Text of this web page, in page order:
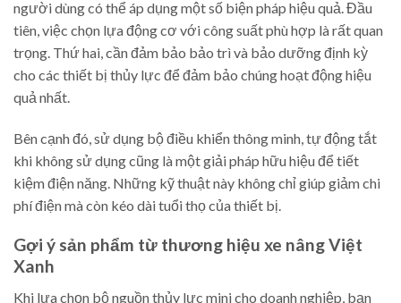
người dùng có thể áp dụng một số biện pháp hiệu quả. Đầu
tiên, việc chọn lựa động cơ với công suất phù hợp là rất quan
trọng. Thứ hai, cần đảm bảo bảo trì và bảo dưỡng định kỳ
cho các thiết bị thủy lực để đảm bảo chúng hoạt động hiệu
quả nhất.
Bên cạnh đó, sử dụng bộ điều khiển thông minh, tự động tắt
khi không sử dụng cũng là một giải pháp hữu hiệu để tiết
kiệm điện năng. Những kỹ thuật này không chỉ giúp giảm chi
phí điện mà còn kéo dài tuổi thọ của thiết bị.
Gợi ý sản phẩm từ thương hiệu xe nâng Việt
Xanh
Khi lựa chọn bộ nguồn thủy lực mini cho doanh nghiệp, bạn